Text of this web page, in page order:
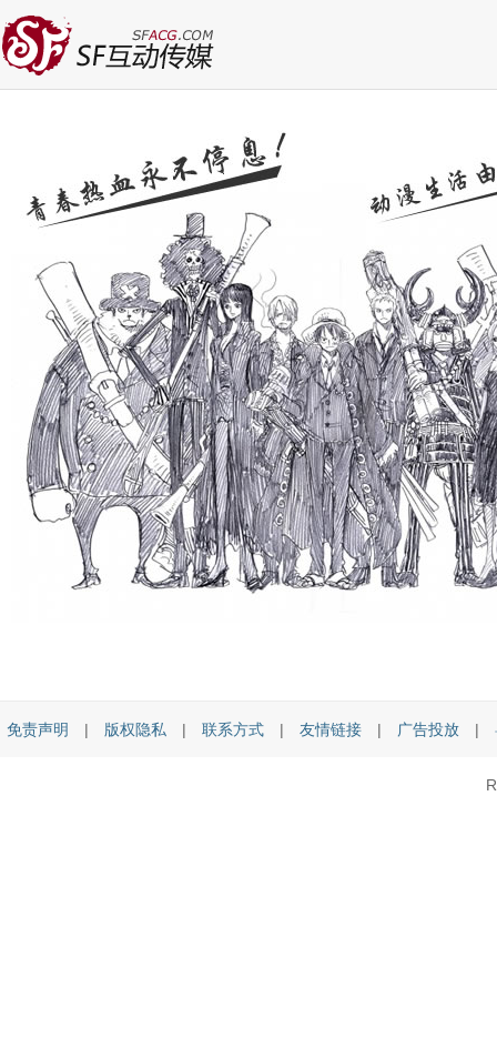
免责声明 | 版权隐私 | 联系方式 | 友情链接 | 广告投放 |